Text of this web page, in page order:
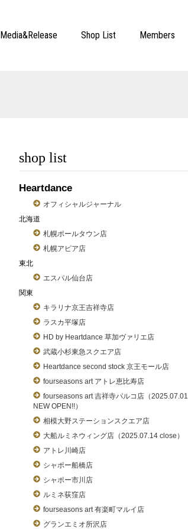
Media&Release Shop List Members
shop list
Heartdance
オフィシャルジャーナル
北海道
札幌ポールタウン店
札幌アピア店
東北
エスパル仙台店
関東
キラリナ京王吉祥寺店
ラスカ平塚店
HD by Heartdance 草加ヴァリエ店
武蔵小杉東急スクエア店
Heartdance second stock 京王モール店
fourseasons art アトレ恵比寿店
fourseasons art 吉祥寺パルコ店（2025.07.01
NEW OPEN!!）
相模大野ステーションスクエア店
大船ルミネウィング店（2025.07.14 close）
アトレ川崎店
シャポー船橋店
シャポー市川店
ルミネ荻窪店
fourseasons art 有楽町マルイ店
グランエミオ所沢店